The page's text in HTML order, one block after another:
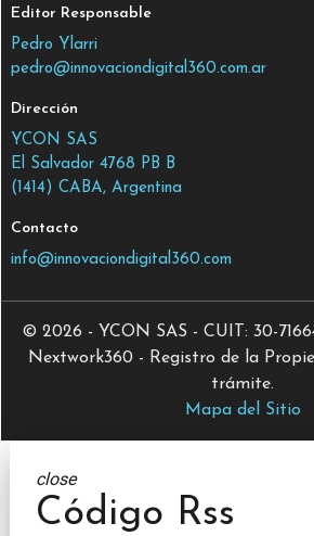
Editor Responsable
Pedro Ylarri
pedro@innovaciondigital360.com.ar
Dirección
YCON SAS
El Salvador 4768 PB B
(1414) CABA, Argentina
Contacto
info@innovaciondigital360.com
© 2026 - YCON SAS - CUIT: 30-
Nextwork360 - Registro de la
trámite.
Mapa del Sitio
close
Código Rss